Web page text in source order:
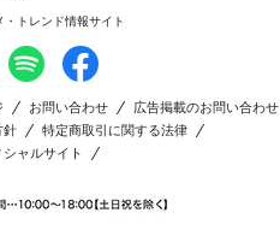
・トレンド情報サイト
お問い合わせ
広告掲載のお問い合わせ
針
特定商取引に関する法律
ャルサイト